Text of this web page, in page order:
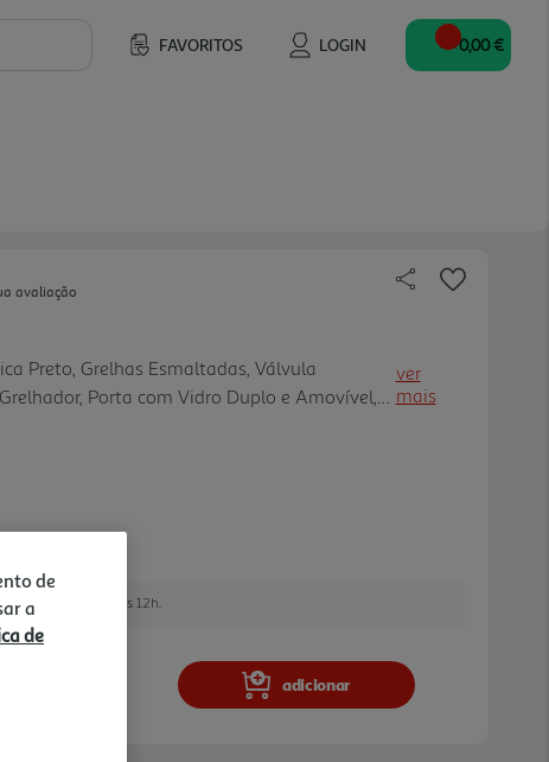
FAVORITOS LOGIN 0,00 €
avaliação
Preto, Grelhas Esmaltadas, Válvula
Porta com Vidro Duplo e Amovível,
Niveladores, Estufa.
ver
mais
encomendar até às 12h.
adicionar
de
a
de